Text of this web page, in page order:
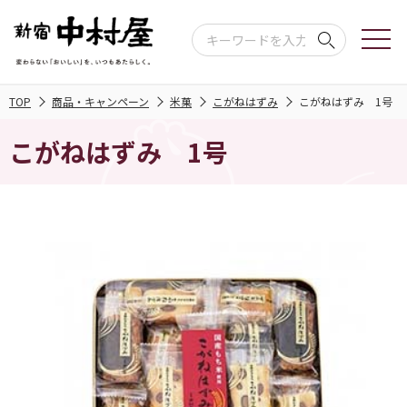
TOP 商品・キャンペーン 米菓 こがねはずみ こがねはずみ 1号
こがねはずみ 1号